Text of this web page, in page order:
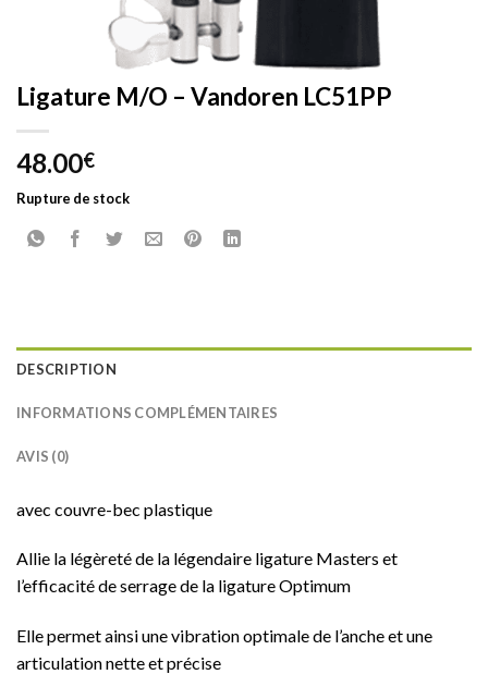
Ligature M/O – Vandoren LC51PP
48.00€
Rupture de stock
DESCRIPTION
INFORMATIONS COMPLÉMENTAIRES
AVIS (0)
avec couvre-bec plastique
Allie la légèreté de la légendaire ligature Masters et
l’efficacité de serrage de la ligature Optimum
Elle permet ainsi une vibration optimale de l’anche et une
articulation nette et précise